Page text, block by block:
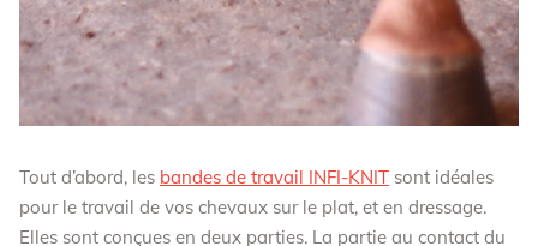
Tout d’abord, les bandes de travail INFI-KNIT sont idéales
pour le travail de vos chevaux sur le plat, et en dressage.
Elles sont conçues en deux parties. La partie au contact du